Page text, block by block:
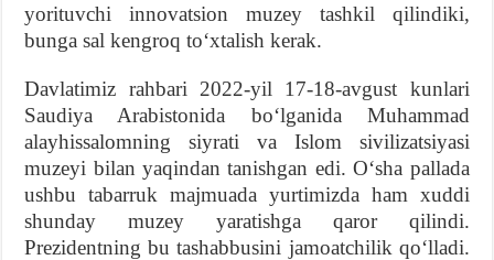
yorituvchi innovatsion muzey tashkil qilindiki,
bunga sal kengroq toʻxtalish kerak.
Davlatimiz rahbari 2022-yil 17-18-avgust kunlari
Saudiya Arabistonida boʻlganida Muhammad
alayhissalomning siyrati va Islom sivilizatsiyasi
muzeyi bilan yaqindan tanishgan edi. Oʻsha pallada
ushbu tabarruk majmuada yurtimizda ham xuddi
shunday muzey yaratishga qaror qilindi.
Prezidentning bu tashabbusini jamoatchilik qoʻlladi.